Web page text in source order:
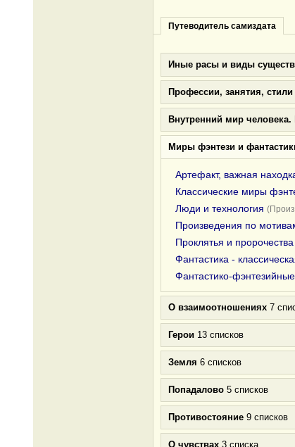
Путеводитель самиздата
Иные расы и виды существ
Профессии, занятия,
Внутренний мир
Миры фэнтези и
Артефакт, важная
Классические миры
Люди и технология
Произведения по
Проклятья и пророчества
Фантастика -
Фантастико-
О взаимоотношениях 7
Герои 13 списков
Земля 6 списков
Попадалово 5 списков
Противостояние 9 списков
О чувствах 3 списка